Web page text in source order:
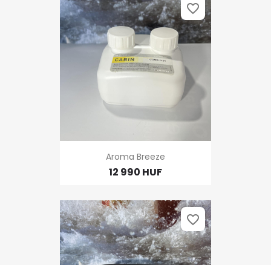
Aroma Breeze
12 990 HUF
favorite_border
favorite_border